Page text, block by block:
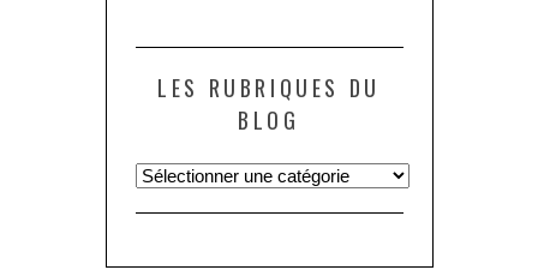
LES RUBRIQUES DU
BLOG
Les